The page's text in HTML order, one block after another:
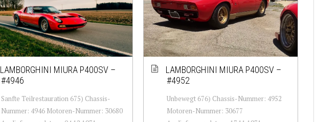
LAMBORGHINI MIURA P400SV –
#4946
Sanfte Teilrestauration 675) Chassis-
Nummer: 4946 Motoren-Nummer: 30680
LAMBORGHINI MIURA P400SV –
#4952
Unbewegt 676) Chassis-Nummer: 4952
Motoren-Nummer: 30677